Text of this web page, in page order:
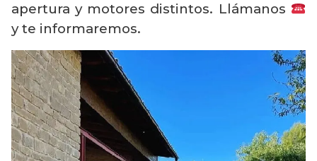
apertura y motores distintos. Llámanos
y te informaremos.